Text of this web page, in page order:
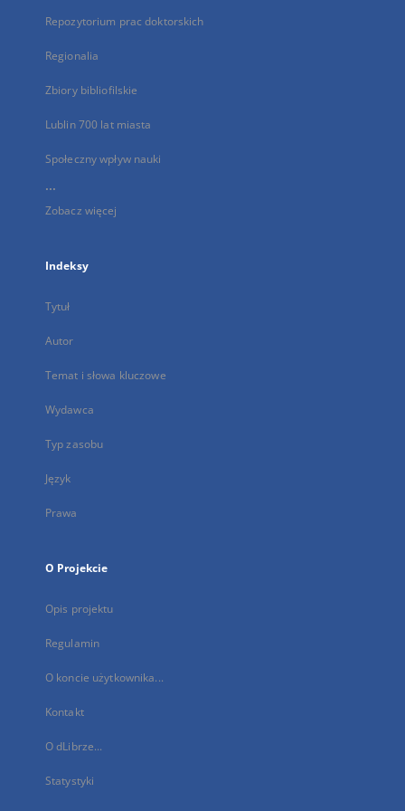
Repozytorium prac doktorskich
Regionalia
Zbiory bibliofilskie
Lublin 700 lat miasta
Społeczny wpływ nauki
...
Zobacz więcej
Indeksy
Tytuł
Autor
Temat i słowa kluczowe
Wydawca
Typ zasobu
Język
Prawa
O Projekcie
Opis projektu
Regulamin
O koncie użytkownika...
Kontakt
O dLibrze...
Statystyki